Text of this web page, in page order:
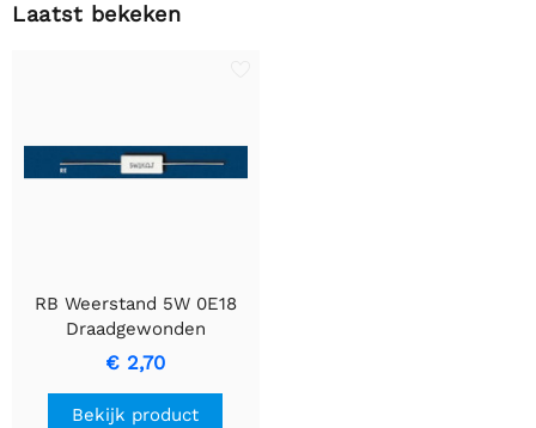
Laatst bekeken
RB Weerstand 5W 0E18
Draadgewonden
Cementweerstand
€ 2,70
Bekijk product